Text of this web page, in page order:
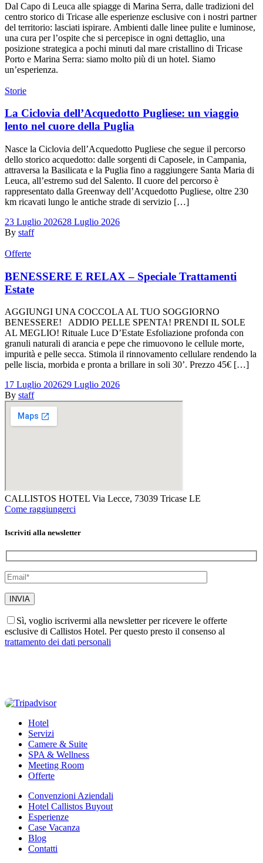
Dal Capo di Leuca alle spiagge di Marina Serra, dalle tradizioni del
centro storico di Tricase alle esperienze esclusive con i nostri partner
del territorio: lasciati ispirare. Ambienti dalle linee pulite e luminose,
una cura per l’ospite che si percepisce in ogni dettaglio, una
posizione strategica a pochi minuti dal mare cristallino di Tricase
Porto e Marina Serra: siamo molto più di un hotel. Siamo
un’esperienza.
Storie
La Ciclovia dell’Acquedotto Pugliese: un viaggio
lento nel cuore della Puglia
Nasce la Ciclovia dell’Acquedotto Pugliese che segue il percorso
dello storico acquedotto: dalle sorgenti di Caposele, in Campania,
attraversa la Basilicata e la Puglia fino a raggiungere Santa Maria di
Leuca, all’estremo sud del Salento. Il cuore del percorso è
rappresentato dalla Greenway dell’Acquedotto Pugliese, oltre 230
km ricavati lungo le antiche strade di servizio […]
23 Luglio 202628 Luglio 2026
By staff
Offerte
BENESSERE E RELAX – Speciale Trattamenti
Estate
AGGIUNGI UNA COCCOLA AL TUO SOGGIORNO
BENESSERE! ADDIO PELLE SPENTA! PRENDI IL SOLE
AL MEGLIO! Rituale Luce D’Estate Esfoliazione profonda con
granuli naturali di arancia e pepe che rimuovono le cellule morte,
impurità e pelle secca. Stimola il rinnovamento cellulare rendendo la
pelle liscia, morbida e pronta a brillare in soli 30’. Prezzo 45€ […]
17 Luglio 202629 Luglio 2026
By staff
CALLISTOS HOTEL Via Lecce, 73039 Tricase LE
Come raggiungerci
Iscriviti alla newsletter
Sì, voglio iscrivermi alla newsletter per ricevere le offerte
esclusive di Callistos Hotel. Per questo presto il consenso al
trattamento dei dati personali
Hotel
Servizi
Camere & Suite
SPA & Wellness
Meeting Room
Offerte
Convenzioni Aziendali
Hotel Callistos Buyout
Esperienze
Case Vacanza
Blog
Contatti